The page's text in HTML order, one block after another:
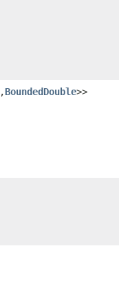
,BoundedDouble>>